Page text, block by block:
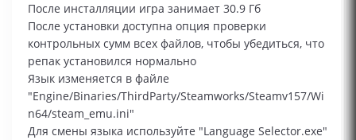
После инсталляции игра занимает 30.9 Гб
После установки доступна опция проверки
контрольных сумм всех файлов, чтобы убедиться, что
репак установился нормально
Язык изменяется в файле
"Engine/Binaries/ThirdParty/Steamworks/Steamv157/Wi
n64/steam_emu.ini"
Для смены языка используйте "Language Selector.exe"